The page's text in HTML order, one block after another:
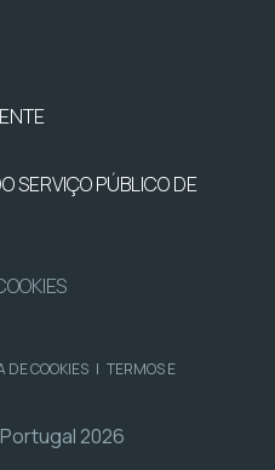
SERVIÇO PÚBLICO DE
DE COOKIES | TERMOS E
2026